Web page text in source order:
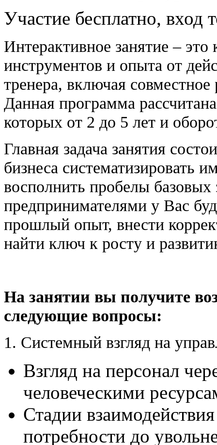
Участие бесплатно, вход
Интерактивное занятие – это
инструментов и опыта от
тренера, включая
Данная программа
которых от 2 до 5 лет и
Главная задача занятия
бизнеса систематизировать
восполнить пробелы
предпринимателями у Вас
прошлый опыт, внести
найти ключ к росту и
На занятии вы получите
следующие вопросы:
1. Системный взгляд на
Взгляд на персонал
человеческими
Стадии
потребности до